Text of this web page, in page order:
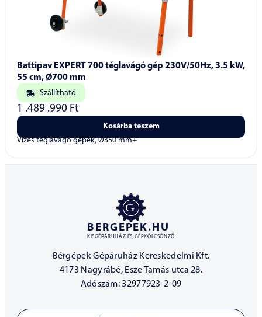
Battipav EXPERT 700 téglavágó gép 230V/50Hz, 3.5 kW,
55 cm, Ø700 mm
Szállítható
1 .489 .990 Ft
Kosárba teszem
Vizes téglavágó gépek, Ø350 mm+
BERGEPEK.HU
KISGÉPÁRUHÁZ ÉS GÉPKÖLCSÖNZŐ
Bérgépek Gépáruház Kereskedelmi Kft.
4173 Nagyrábé, Esze Tamás utca 28.
Adószám: 32977923-2-09